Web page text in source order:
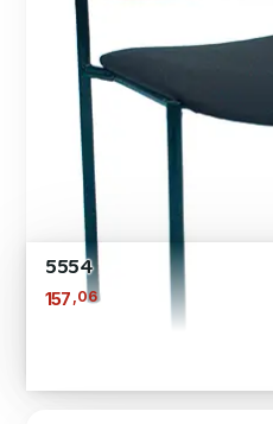
5554
157 ,06